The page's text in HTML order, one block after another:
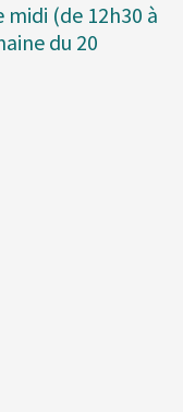
(de 12h30 à
du 20